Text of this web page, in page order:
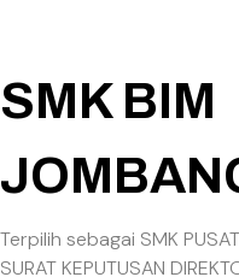
SMK BIM
Terpilih sebagai SMK
SURAT KEPUTUSAN